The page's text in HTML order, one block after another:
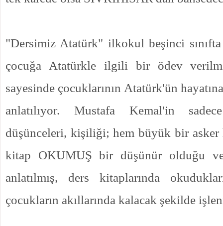
"Dersimiz Atatürk" ilkokul beşinci
çocuğa Atatürkle ilgili bir ödev
sayesinde çocuklarının Atatürk'ün
anlatılıyor. Mustafa Kemal'in
düşünceleri, kişiliği; hem büyük bir
kitap OKUMUŞ bir düşünür olduğu
anlatılmış, ders kitaplarında
çocukların akıllarında kalacak şekilde